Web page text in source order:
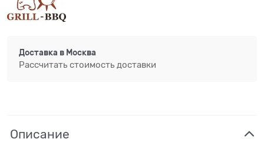
Доставка в Москва
Рассчитать стоимость доставки
Описание